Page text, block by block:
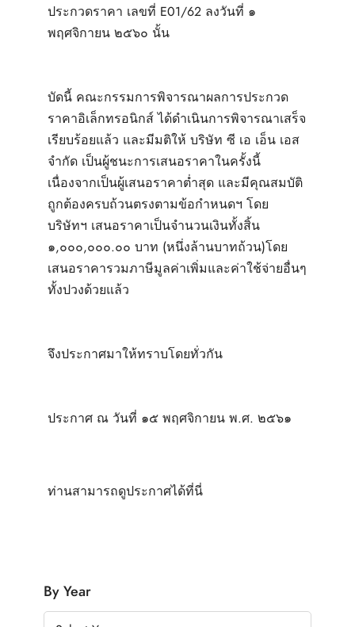
ประกวดราคา เลขที่ E01/62 ลงวันที่ ๑
พฤศจิกายน ๒๕๖๐ นั้น
บัดนี้ คณะกรรมการพิจารณาผลการประกวด
ราคาอิเล็กทรอนิกส์ ได้ดำเนินการพิจารณาเสร็จ
เรียบร้อยแล้ว และมีมติให้ บริษัท ซี เอ เอ็น เอส
จำกัด เป็นผู้ชนะการเสนอราคาในครั้งนี้
เนื่องจากเป็นผู้เสนอราคาต่ำสุด และมีคุณสมบัติ
ถูกต้องครบถ้วนตรงตามข้อกำหนดฯ โดย
บริษัทฯ เสนอราคาเป็นจำนวนเงินทั้งสิ้น
๑,๐๐๐,๐๐๐.๐๐ บาท (หนึ่งล้านบาทถ้วน)โดย
เสนอราคารวมภาษีมูลค่าเพิ่มและค่าใช้จ่ายอื่นๆ
ทั้งปวงด้วยแล้ว
จึงประกาศมาให้ทราบโดยทั่วกัน
ประกาศ ณ วันที่ ๑๕ พฤศจิกายน พ.ศ. ๒๕๖๑
ท่านสามารถดูประกาศได้ที่นี่
By Year